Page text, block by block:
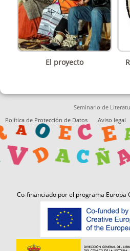
El proyecto
Seminario de
Política de Protección de Datos
Aviso legal
Co-financiado por el programa Europa